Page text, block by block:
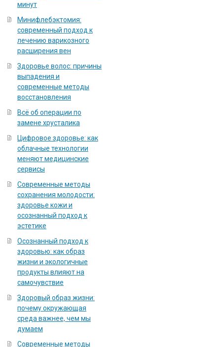
минут
Минифлебэктомия:
современный подход к
лечению варикозного
расширения вен
Здоровье волос: причины
выпадения и
современные методы
восстановления
Всё об операции по
замене хрусталика
Цифровое здоровье: как
облачные технологии
меняют медицинские
сервисы
Современные методы
сохранения молодости:
здоровье кожи и
осознанный подход к
эстетике
Осознанный подход к
здоровью: как образ
жизни и экологичные
продукты влияют на
самочувствие
Здоровый образ жизни:
почему окружающая
среда важнее, чем мы
думаем
Современные методы